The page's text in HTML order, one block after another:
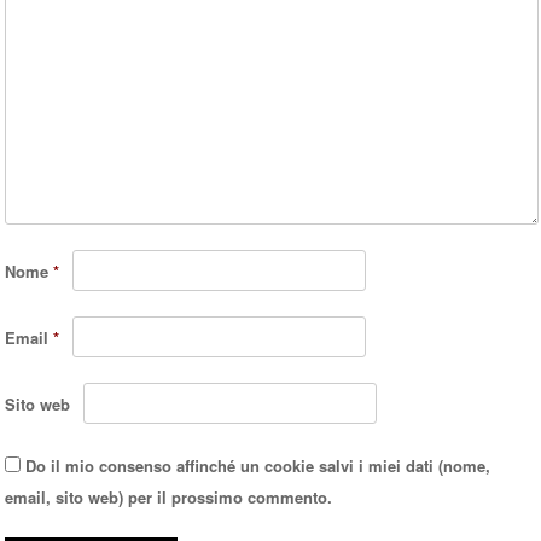
Nome*
Email*
Sito web
Do il mio consenso affinché un cookie salvi i miei dati (nome,
email, sito web) per il prossimo commento.